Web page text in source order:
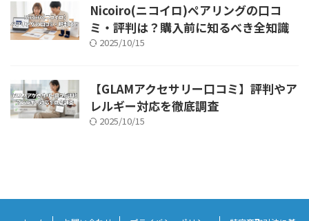
Nicoiro(ニコイロ)ペアリングの口コ
ミ・評判は？購入前に知るべき全知識
2025/10/15
【GLAMアクセサリー口コミ】評判やア
レルギー対応を徹底調査
2025/10/15